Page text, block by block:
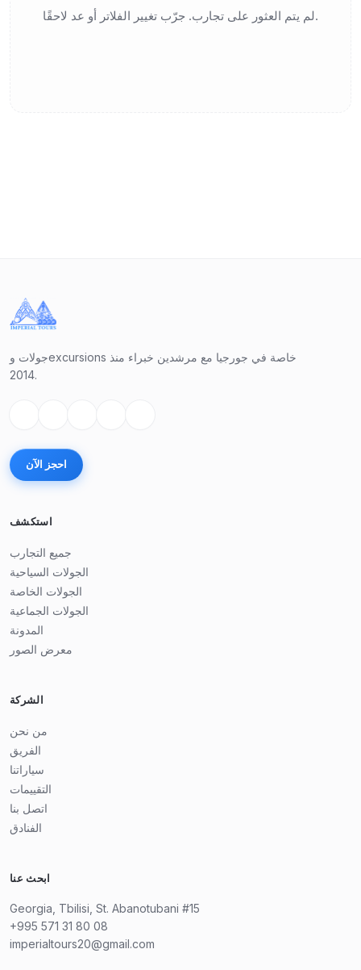
لم يتم العثور على تجارب. جرّب تغيير الفلاتر أو عد لاحقًا.
جولات وexcursions خاصة في جورجيا مع مرشدين خبراء منذ
2014.
احجز الآن
استكشف
جميع التجارب
الجولات السياحية
الجولات الخاصة
الجولات الجماعية
المدونة
معرض الصور
الشركة
من نحن
الفريق
سياراتنا
التقييمات
اتصل بنا
الفنادق
ابحث عنا
Georgia, Tbilisi, St. Abanotubani #15
+995 571 31 80 08
imperialtours20@gmail.com